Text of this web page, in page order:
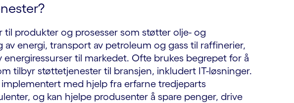
til produkter og prosesser som støtter olje- og
energi, transport av petroleum og gass til raffinerier,
energiressurser til markedet. Ofte brukes begrepet for å
tilbyr støttetjenester til bransjen, inkludert IT-løsninger.
med hjelp fra erfarne tredjeparts
og kan hjelpe produsenter å spare penger, drive